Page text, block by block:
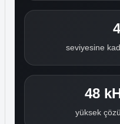
seviyesine
48
yüksek